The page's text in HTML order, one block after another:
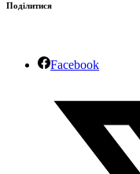
Поділитися
Facebook